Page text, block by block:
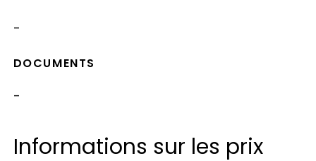
-
DOCUMENTS
-
Informations sur les prix